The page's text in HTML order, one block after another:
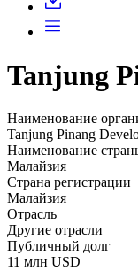
Tanjung
Наименование
Tanjung Pinang
Наименование
Малайзия
Страна регистрации
Малайзия
Отрасль
Другие отрасли
Публичный долг
11 млн USD